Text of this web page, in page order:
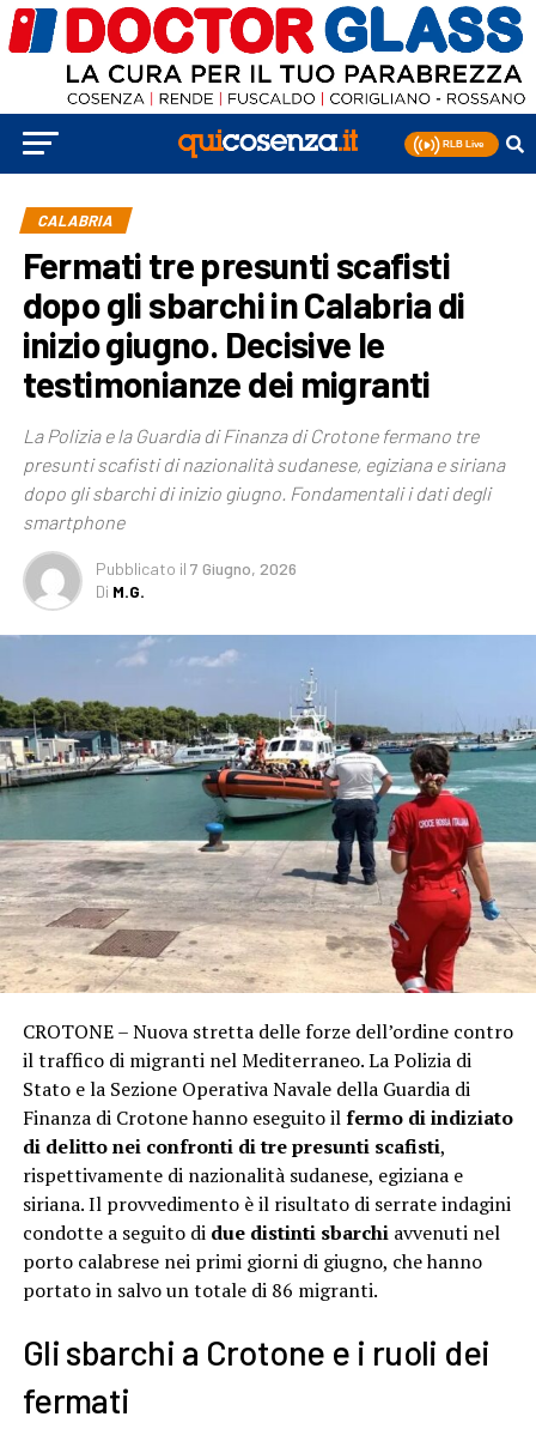
CALABRIA
Fermati tre presunti scafisti
dopo gli sbarchi in Calabria di
inizio giugno. Decisive le
testimonianze dei migranti
La Polizia e la Guardia di Finanza di Crotone fermano tre
presunti scafisti di nazionalità sudanese, egiziana e siriana
dopo gli sbarchi di inizio giugno. Fondamentali i dati degli
smartphone
Pubblicato il 7 Giugno, 2026
Di M.G.
CROTONE – Nuova stretta delle forze dell’ordine contro
il traffico di migranti nel Mediterraneo. La Polizia di
Stato e la Sezione Operativa Navale della Guardia di
Finanza di Crotone hanno eseguito ilfermo di indiziato
di delitto nei confronti di tre presunti scafisti,
rispettivamente di nazionalità sudanese, egiziana e
siriana. Il provvedimento è il risultato di serrate indagini
condotte a seguito di due distinti sbarchiavvenuti nel
porto calabrese nei primi giorni di giugno, che hanno
portato in salvo un totale di 86 migranti.
Gli sbarchi a Crotone e i ruoli dei
fermati